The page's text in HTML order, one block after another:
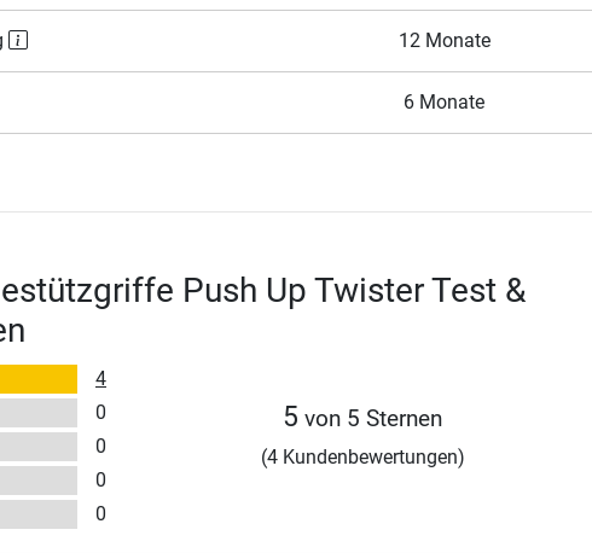
12 Monate
6 Monate
Push Up Twister Test &
4
0
0
0
0
5 von 5 Sternen
(4 Kundenbewertungen)